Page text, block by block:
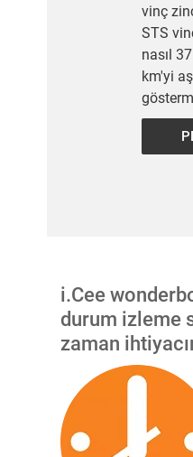
vinç
STS
nasıl
km'yi
i.Cee
durum izleme
zaman